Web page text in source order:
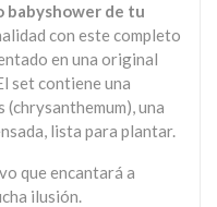
babyshower de tu
con este completo
en una original
set contiene una
una
lista para plantar.
que encantará a
ilusión.